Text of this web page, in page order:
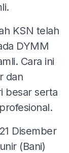
KSN telah
DYMM
Cara ini
dan
besar serta
Disember
(Bani)